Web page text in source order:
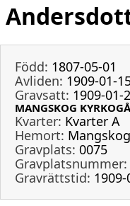
Född: 1807-05-01
Avliden: 1909-01-
Gravsatt: 1909-01-
MANGSKOG
Kvarter: Kvarter A
Hemort:
Gravplats: 0075
Gravplatsnummer:
Gravrättstid: